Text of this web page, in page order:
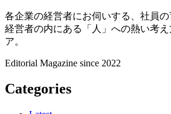
各企業の経営者にお伺いする、 社員の
経営者の内にある
「人」への熱い考え
ア。
Editorial Magazine since 2022
Categories